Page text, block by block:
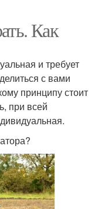
Как
и требует
с вами
принципу стоит
при всей